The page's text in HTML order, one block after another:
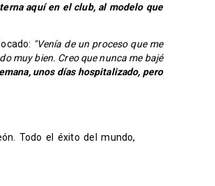
aquí en el club, al modelo que
"Venía de un proceso que me
muy bien. Creo que nunca me bajé
unos días hospitalizado, pero
Todo el éxito del mundo,